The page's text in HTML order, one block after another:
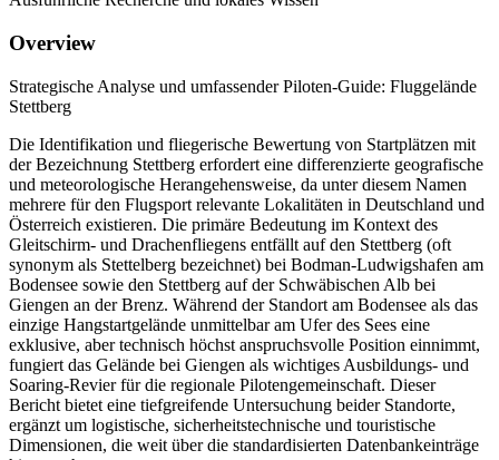
Overview
Strategische Analyse und umfassender Piloten-Guide: Fluggelände
Stettberg
Die Identifikation und fliegerische Bewertung von Startplätzen mit
der Bezeichnung Stettberg erfordert eine differenzierte geografische
und meteorologische Herangehensweise, da unter diesem Namen
mehrere für den Flugsport relevante Lokalitäten in Deutschland und
Österreich existieren. Die primäre Bedeutung im Kontext des
Gleitschirm- und Drachenfliegens entfällt auf den Stettberg (oft
synonym als Stettelberg bezeichnet) bei Bodman-Ludwigshafen am
Bodensee sowie den Stettberg auf der Schwäbischen Alb bei
Giengen an der Brenz. Während der Standort am Bodensee als das
einzige Hangstartgelände unmittelbar am Ufer des Sees eine
exklusive, aber technisch höchst anspruchsvolle Position einnimmt,
fungiert das Gelände bei Giengen als wichtiges Ausbildungs- und
Soaring-Revier für die regionale Pilotengemeinschaft. Dieser
Bericht bietet eine tiefgreifende Untersuchung beider Standorte,
ergänzt um logistische, sicherheitstechnische und touristische
Dimensionen, die weit über die standardisierten Datenbankeinträge